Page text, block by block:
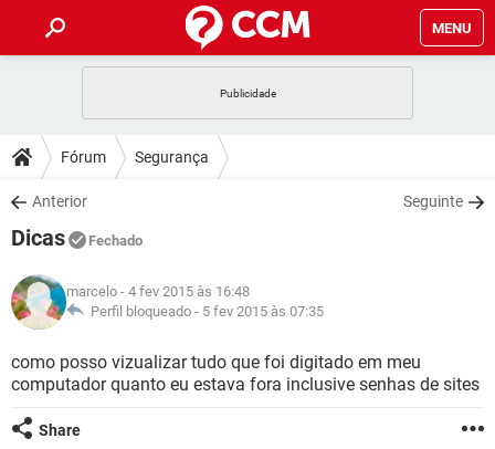
MENU
CELULAR
OUTLOOK
INSTAGRAM
GUIA DE COMPRAS
DICAS
JOGOS
INSTAGRAM
GUIA DE COMPRAS
DOWNLOADS
JOGOS
CELULAR
OUTLOOK EXCEL
GMAIL
GUIA DE COMPRAS
JOGOS
CELULAR
OUTLOOK EXCEL
GLOSSÁRIO
WHATSAPP
CELULAR FACEBOOK
OUTLOOK
Fórum Segurança
Anterior Seguinte
Dicas Fechado
marcelo - 4 fev 2015 às 16:48
Perfil bloqueado - 5 fev 2015 às 07:35
como posso vizualizar tudo que foi digitado em meu
computador quanto eu estava fora inclusive senhas de sites
Share